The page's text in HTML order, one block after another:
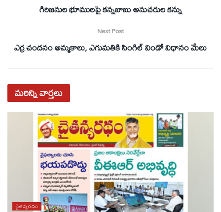
గిరిజనుల భూములపై కన్నబాబు అనుచరుల కన్ను
Next Post
ఎర్ర చందనం అమ్మకాలు, ఎగుమతికి సింగిల్‌ విండో విధానం మేలు
మరిన్నివార్తలు
చైతన్యరధం